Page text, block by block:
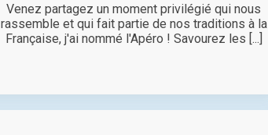
Venez partagez un moment privilégié qui nous
rassemble et qui fait partie de nos traditions à la
Française, j'ai nommé l'Apéro ! Savourez les [...]